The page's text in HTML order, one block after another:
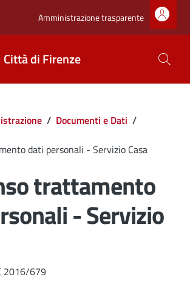
Zona superiore
Amministrazione trasparente
Città di Firenze
pane
/ Documenti e Dati /
dati personali - Servizio Casa
trattamento
- Servizio
2016/679